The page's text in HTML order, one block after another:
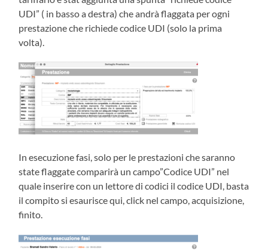
UDI” ( in basso a destra) che andrà flaggata per ogni
prestazione che richiede codice UDI (solo la prima
volta).
In esecuzione fasi, solo per le prestazioni che saranno
state flaggate comparirà un campo”Codice UDI” nel
quale inserire con un lettore di codici il codice UDI, basta
il compito si esaurisce qui, click nel campo, acquisizione,
finito.